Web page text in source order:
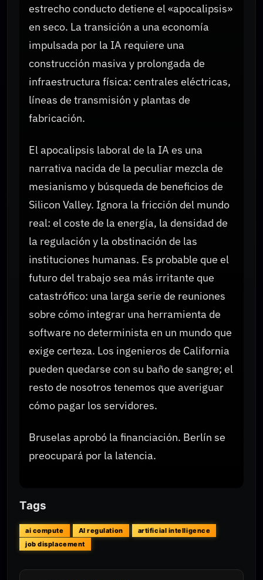
estrecho conducto detiene el «apocalipsis»
en seco. La transición a una economía
impulsada por la IA requiere una
construcción masiva y prolongada de
infraestructura física: centrales eléctricas,
líneas de transmisión y plantas de
fabricación.
El apocalipsis laboral de la IA es una
narrativa nacida de la peculiar mezcla de
mesianismo y búsqueda de beneficios de
Silicon Valley. Ignora la fricción del mundo
real: el coste de la energía, la densidad de
la regulación y la obstinación de las
instituciones humanas. Es probable que el
futuro del trabajo sea más irritante que
catastrófico: una larga serie de reuniones
sobre cómo integrar una herramienta de
software no determinista en un mundo que
exige certeza. Los ingenieros de California
pueden quedarse con su baño de sangre; el
resto de nosotros tenemos que averiguar
cómo pagar los servidores.
Bruselas aprobó la financiación. Berlín se
preocupará por la latencia.
Tags
ai compute AI regulation
artificial intelligence
job displacement